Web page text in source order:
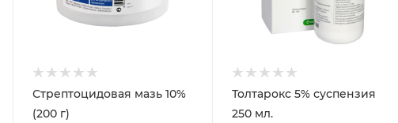
Стрептоцидовая мазь 10%
(200 г)
Толтарокс 5% суспензия
250 мл.